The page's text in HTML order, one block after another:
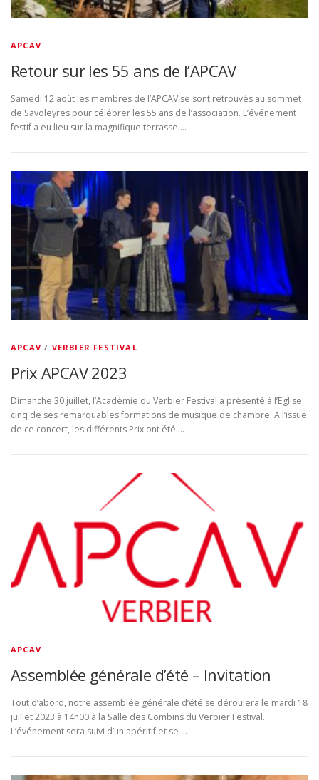
APCAV
Retour sur les 55 ans de l’APCAV
Samedi 12 août les membres de l’APCAV se sont retrouvés au sommet
de Savoleyres pour célébrer les 55 ans de l’association. L’événement
festif a eu lieu sur la magnifique terrasse …
APCAV / VERBIER FESTIVAL
Prix APCAV 2023
Dimanche 30 juillet, l’Académie du Verbier Festival a présenté à l’Eglise
cinq de ses remarquables formations de musique de chambre. A l’issue
de ce concert, les différents Prix ont été …
APCAV
Assemblée générale d’été – Invitation
Tout d’abord, notre assemblée générale d’été se déroulera le mardi 18
juillet 2023 à 14h00 à la Salle des Combins du Verbier Festival.
L’événement sera suivi d’un apéritif et se …